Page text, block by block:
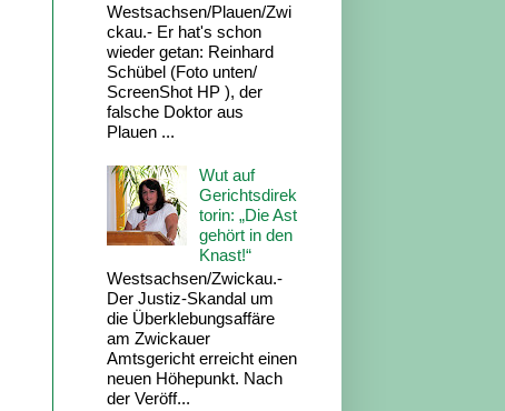
Westsachsen/Plauen/Zwi
ckau.- Er hat's schon
wieder getan: Reinhard
Schübel (Foto unten/
ScreenShot HP ), der
falsche Doktor aus
Plauen ...
Wut auf
Gerichtsdirek
torin: „Die Ast
gehört in den
Knast!“
Westsachsen/Zwickau.-
Der Justiz-Skandal um
die Überklebungsaffäre
am Zwickauer
Amtsgericht erreicht einen
neuen Höhepunkt. Nach
der Veröff...